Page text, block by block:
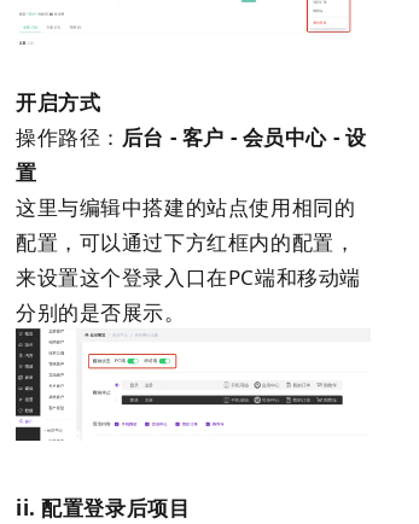
开启方式
操作路径： 后台 - 客户 - 会员中心 - 设
置
这里与编辑中搭建的站点使用相同的
配置，可以通过下方红框内的配置，
来设置这个登录入口在PC端和移动端
分别的是否展示。
ii. 配置登录后项目